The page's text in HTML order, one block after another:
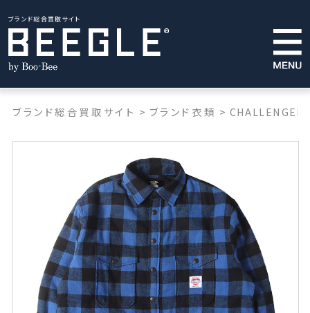
ブランド総合買取サイト
ブランド総合買取サイト > ブランド衣類 > CHALLENGER